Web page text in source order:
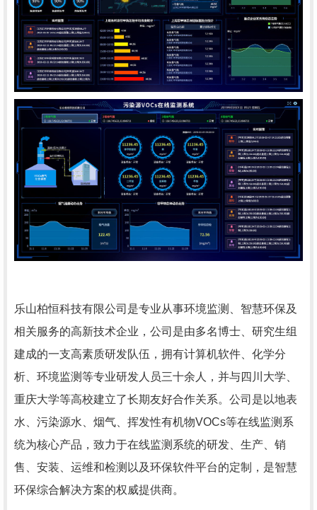
乐山柏恒科技有限公司是专业从事环境监测、智慧环保及
相关服务的高新技术企业，公司是由多名博士、研究生组
建成的一支高素质研发队伍，拥有计算机软件、化学分
析、环境监测等专业研发人员三十余人，并与四川大学、
重庆大学等高校建立了长期友好合作关系。公司是以地表
水、污染源水、烟气、挥发性有机物VOCs等在线监测系
统为核心产品，致力于在线监测系统的研发、生产、销
售、安装、运维和检测以及环保软件平台的定制，是智慧
环保综合解决方案的权威提供商。